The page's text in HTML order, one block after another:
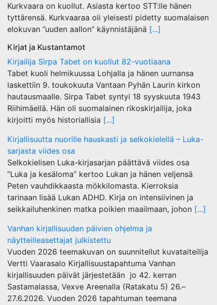
Kurkvaara on kuollut. Asiasta kertoo STT:lle hänen
tyttärensä. Kurkvaaraa oli yleisesti pidetty suomalaisen
elokuvan ”uuden aallon” käynnistäjänä [...]
Kirjat ja Kustantamot
Kirjailija Sirpa Tabet on kuollut 82-vuotiaana
Tabet kuoli helmikuussa Lohjalla ja hänen uurnansa
laskettiin 9. toukokuuta Vantaan Pyhän Laurin kirkon
hautausmaalle. Sirpa Tabet syntyi 18 syyskuuta 1943
Riihimäellä. Hän oli suomalainen rikoskirjailija, joka
kirjoitti myös historiallisia [...]
Kirjallisuutta nuorille hauskasti ja selkokielellä – Luka-
sarjasta viides osa
Selkokielisen Luka-kirjasarjan päättävä viides osa
”Luka ja kesäloma” kertoo Lukan ja hänen veljensä
Peten vauhdikkaasta mökkilomasta. Kierroksia
tarinaan lisää Lukan ADHD. Kirja on intensiivinen ja
seikkailuhenkinen matka poikien maailmaan, johon [...]
Vanhan kirjallisuuden päivien ohjelma ja
näytteilleasettajat julkistettu
Vuoden 2026 teemakuvan on suunnitellut kuvataiteilija
Vertti Vaarasalo Kirjallisuustapahtuma Vanhan
kirjallisuuden päivät järjestetään jo 42. kerran
Sastamalassa, Vexve Areenalla (Ratakatu 5) 26.–
27.6.2026. Vuoden 2026 tapahtuman teemana